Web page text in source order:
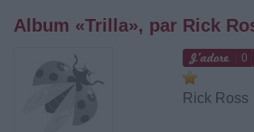
Album «Trilla», par Rick
0
Rick Ross